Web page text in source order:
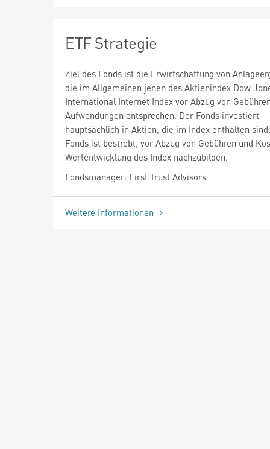
ETF Strategie
Ziel des Fonds ist die Erwirtschaftung von
die im Allgemeinen jenen des Aktienindex Dow
International Internet Index vor Abzug von
Aufwendungen entsprechen. Der Fonds investiert
hauptsächlich in Aktien, die im Index enthalten
Fonds ist bestrebt, vor Abzug von Gebühren und
Wertentwicklung des Index nachzubilden.
Fondsmanager: First Trust Advisors
Weitere Informationen